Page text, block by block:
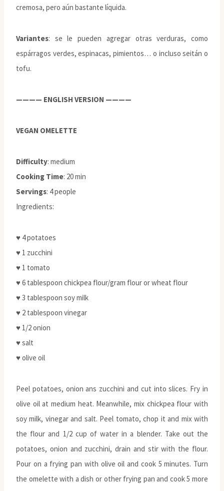
cremosa, pero aún bastante líquida.
Variantes: se le pueden agregar otras verduras, como
espárragos verdes, espinacas, pimientos… o incluso seitán o
tofu.
———— ENGLISH VERSION ————
VEGAN OMELETTE
Difficulty: medium
Cooking Time: 20 min
Servings: 4 people
Ingredients:
♥ 4 potatoes
♥ 1 zucchini
♥ 1 tomato
♥ 6 tablespoon chickpea flour/gram flour or wheat flour
♥ 3 tablespoon soy milk
♥ 2 tablespoon vinegar
♥ 1/2 onion
♥ salt
♥ olive oil
Peel potatoes, onion ans zucchini and cut into slices. Fry in
olive oil at medium heat. Meanwhile, mix chickpea flour with
soy milk, vinegar and salt. Peel tomato, chop it and mix with
the flour and 1/2 cup of water in a blender. Take out the
potatoes, onion and zucchini, drain and stir with the flour.
Pour on a frying pan with olive oil and cook 5 minutes. Turn
the omelette with a dish or other frying pan and cook 5 more